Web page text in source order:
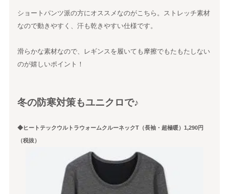
ショートパンツ派の方にオススメなのがこちら。ストレッチ素材
なので動きやすく、汗も乾きやすい仕様です。
滑らかな素材なので、レギンスを履いても摩擦でもたもたしない
のが嬉しいポイント！
冬の防寒対策もユニクロで♪
◆ヒートテックウルトラウォームクルーネックT（長袖・超極暖）1,290円
（税抜）